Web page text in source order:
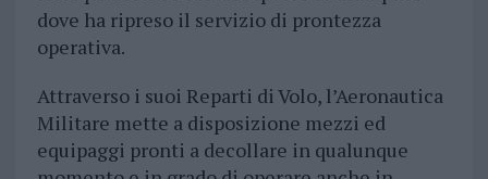
dove ha ripreso il servizio di prontezza
operativa.
Attraverso i suoi Reparti di Volo, l’Aeronautica
Militare mette a disposizione mezzi ed
equipaggi pronti a decollare in qualunque